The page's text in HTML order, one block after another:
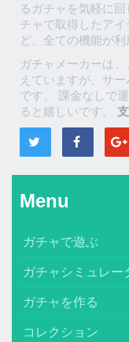
るガチャを気軽に
チャで取得したア
ど、全ての機能が利
ガチャメーカーは
えていますが、サ
です。 課金なしで
ると嬉しいです。
Menu
ガチャで遊ぶ
ガチャシミュレー
ガチャを作る
コレクション